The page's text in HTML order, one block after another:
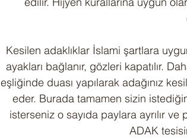
Kesilen adaklıklar İslami şartlara
ayakları bağlanır, gözleri kapatılır.
eşliğinde duası yapılarak adağınız
eder. Burada tamamen sizin
isterseniz o sayıda paylara ayrılır
ADAK